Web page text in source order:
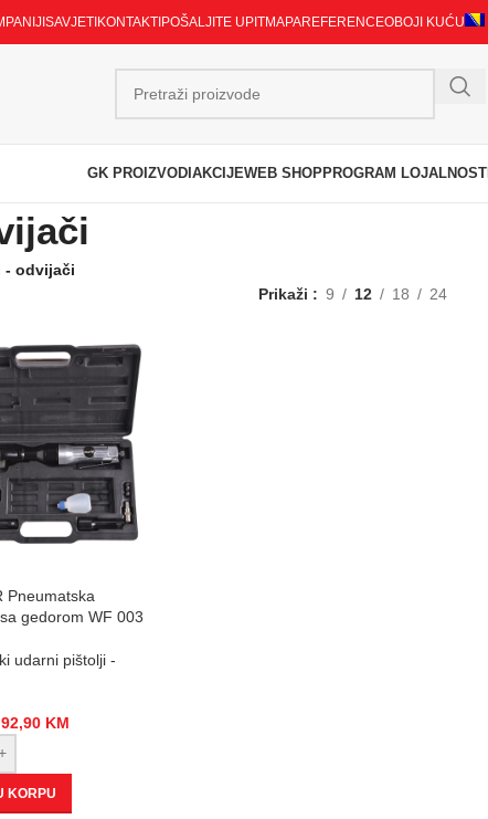
SAVJETI KONTAKTI POŠALJITE UPITMAPAREFERENCEOBOJI KUĆU
GK PROIZVODI AKCIJEWEB SHOPPROGRAM LOJALNOSTI
- odvijači
Prikaži 9 12 18 24
Pneumatska
gedorom WF 003
udarni pištolji -
92,90 KM
KORPU